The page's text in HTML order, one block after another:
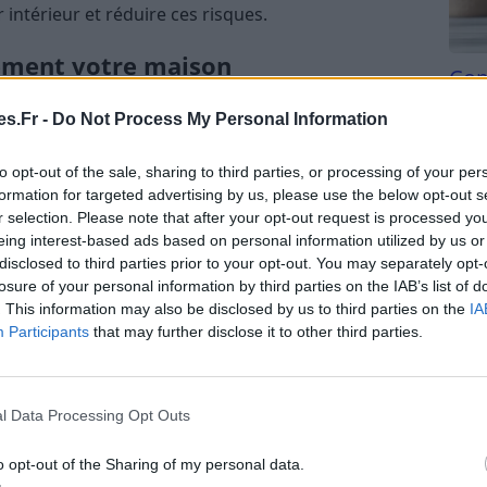
- Do Not Process My Personal Information
opt-out of the sale, sharing to third parties, or processing of your
for targeted advertising by us, please use the below opt-out
selection. Please note that after your opt-out request is processed
interest-based ads based on personal information utilized by us
to third parties prior to your opt-out. You may separately
of your personal information by third parties on the IAB’s list of
This information may also be disclosed by us to third parties on the
Participants that may further disclose it to other third parties.
Data Processing Opt Outs
opt-out of the Sharing of my personal data.
intérieur et réduire ces risques.
votre maison
l’air
de l’air consiste à aérer quotidiennement
10 à 15 minutes, deux à trois fois par jour,
les polluants accumulés. En hiver,
la perte de chaleur, tandis qu’en été, profitez
contrôlée (VMC)
assurez-vous qu’elle fonctionne efficacement. La
tout en limitant la déperdition de chaleur.
d’aération et à vérifier le bon
des systèmes de ventilation double flux, plus
l’air sortant pour préchauffer l’air entrant.
Tri
du